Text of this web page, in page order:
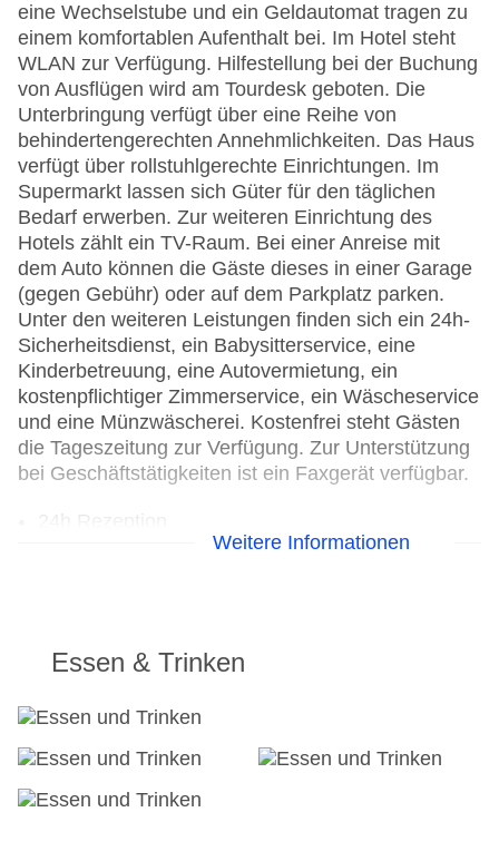
eine Wechselstube und ein Geldautomat tragen zu
einem komfortablen Aufenthalt bei. Im Hotel steht
WLAN zur Verfügung. Hilfestellung bei der Buchung
von Ausflügen wird am Tourdesk geboten. Die
Unterbringung verfügt über eine Reihe von
behindertengerechten Annehmlichkeiten. Das Haus
verfügt über rollstuhlgerechte Einrichtungen. Im
Supermarkt lassen sich Güter für den täglichen
Bedarf erwerben. Zur weiteren Einrichtung des
Hotels zählt ein TV-Raum. Bei einer Anreise mit
dem Auto können die Gäste dieses in einer Garage
(gegen Gebühr) oder auf dem Parkplatz parken.
Unter den weiteren Leistungen finden sich ein 24h-
Sicherheitsdienst, ein Babysitterservice, eine
Kinderbetreuung, eine Autovermietung, ein
kostenpflichtiger Zimmerservice, ein Wäscheservice
und eine Münzwäscherei. Kostenfrei steht Gästen
die Tageszeitung zur Verfügung. Zur Unterstützung
bei Geschäftstätigkeiten ist ein Faxgerät verfügbar.
Garage: gegen Gebühr
Hoteleröffnung: 2003
WLAN/WiFi im Hotel
Lift
Anzahl der Konferenzräume: 1
Weitere Informationen
Essen & Trinken